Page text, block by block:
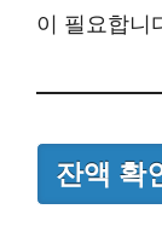
이 필요합니
잔액 확